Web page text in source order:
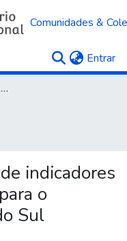
Comunidades &
Entrar
Trabalhos de Conclusão de Curso
indicadores
o
Sul